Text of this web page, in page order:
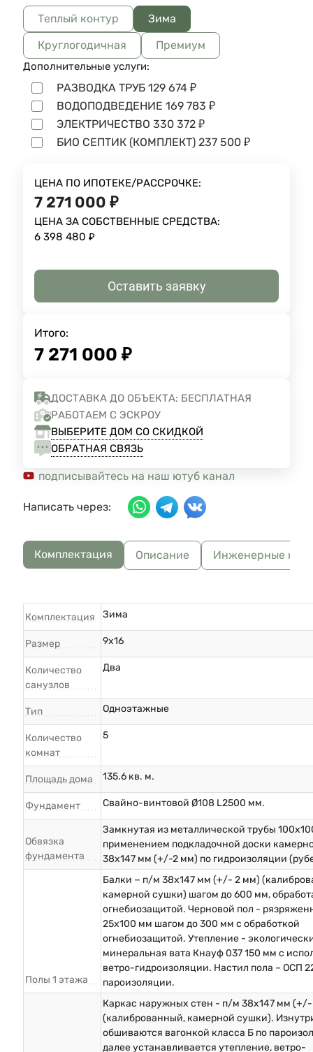
Теплый контур
Зима
Круглогодичная
Премиум
Дополнительные услуги:
РАЗВОДКА ТРУБ 129 674 ₽
ВОДОПОДВЕДЕНИЕ 169 783 ₽
ЭЛЕКТРИЧЕСТВО 330 372 ₽
БИО СЕПТИК (КОМПЛЕКТ) 237 500 ₽
ЦЕНА ПО ИПОТЕКЕ/РАССРОЧКЕ:
7 271 000 ₽
ЦЕНА ЗА СОБСТВЕННЫЕ СРЕДСТВА:
6 398 480 ₽
Оставить заявку
Итого:
7 271 000 ₽
ДОСТАВКА ДО ОБЪЕКТА: БЕСПЛАТНАЯ
РАБОТАЕМ С ЭСКРОУ
ВЫБЕРИТЕ ДОМ СО СКИДКОЙ
ОБРАТНАЯ СВЯЗЬ
подписывайтесь на наш ютуб канал
Написать через:
Комплектация Описание Инженерные
Комплектация Зима
Размер 9х16
Количество
санузлов
Два
Тип Одноэтажные
Количество
комнат
5
Площадь дома 135.6 кв. м.
Фундамент Свайно-винтовой Ø108 L2500 мм.
Обвязка
фундамента
Замкнутая из металлической трубы
применением подкладочной доски
38х147 мм (+/-2 мм) по гидроизоляции
Полы 1 этажа
Балки − п/м 38х147 мм (+/- 2 мм)
камерной сушки) шагом до 600 мм,
огнебиозащитой. Черновой пол -
25х100 мм шагом до 300 мм с обработкой
огнебиозащитой. Утепление -
минеральная вата Кнауф 037 150 мм с
ветро-гидроизоляции. Настил пола – ОСП
пароизоляции.
Каркас наружных стен - п/м 38х147 мм
(калиброванный, камерной сушки).
обшиваются вагонкой класса Б по
далее устанавливается утепление, ветро-